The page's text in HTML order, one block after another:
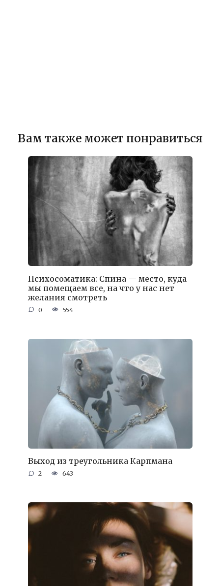
Вам также может понравиться
Психосоматика: Спина — место, куда
мы помещаем все, на что у нас нет
желания смотреть
0 554
Выход из треугольника Карпмана
2 643